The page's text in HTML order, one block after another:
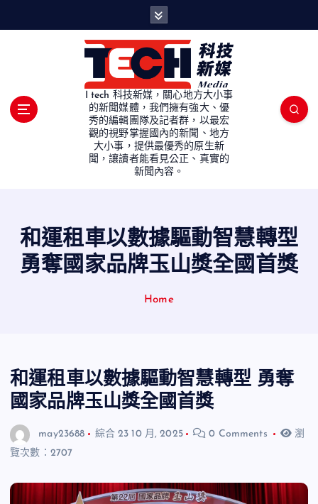
I tech 科技新媒，關心地方大小事
的新聞媒體，我們擁有強大、優
秀的編輯團隊及記者群，以最宏
觀的視野掌握國內的新聞、地方
大小事，提供最優秀的原生新
聞，讓讀者能看見公正、真實的
新聞內容。
和運租車以數據驅動智慧轉型
勇奪國家品牌玉山獎全國首獎
Home
和運租車以數據驅動智慧轉型 勇奪
國家品牌玉山獎全國首獎
may23688 綜合 23 10 月, 2025 0 Comments
瀏
覽次數：2707